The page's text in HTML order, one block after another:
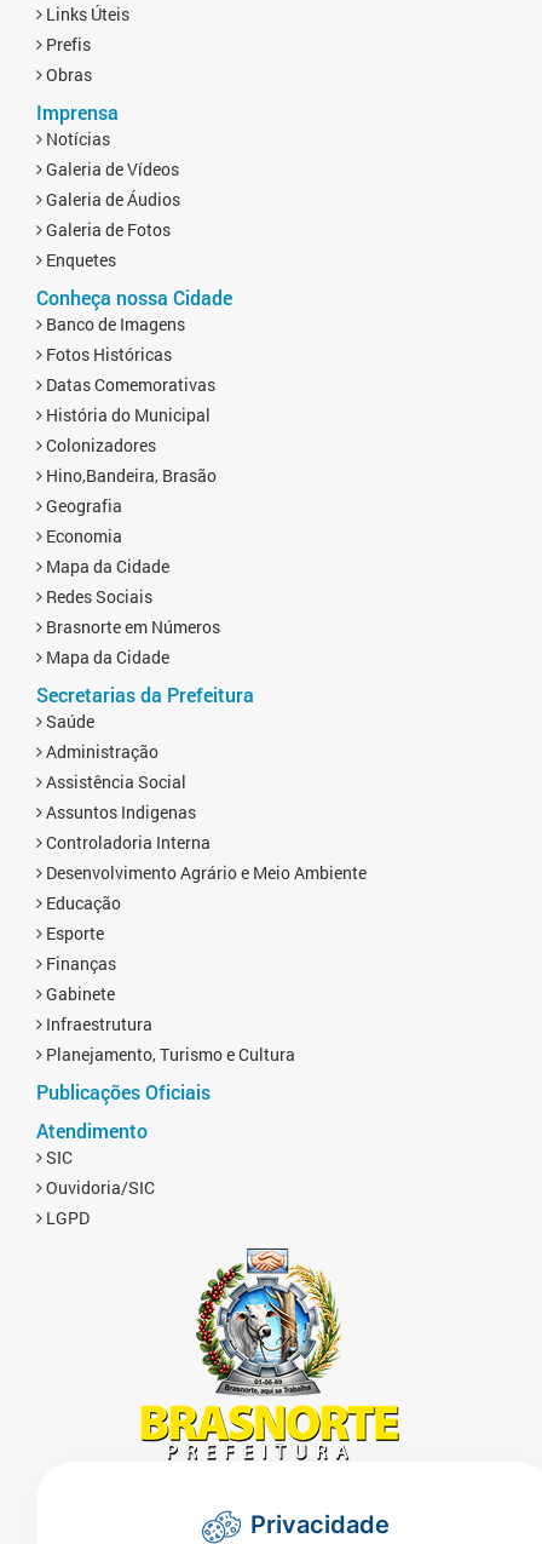
Links Úteis
Prefis
Obras
Imprensa
Notícias
Galeria de Vídeos
Galeria de Áudios
Galeria de Fotos
Enquetes
Conheça nossa Cidade
Banco de Imagens
Fotos Históricas
Datas Comemorativas
História do Municipal
Colonizadores
Hino,Bandeira, Brasão
Geografia
Economia
Mapa da Cidade
Redes Sociais
Brasnorte em Números
Mapa da Cidade
Secretarias da Prefeitura
Saúde
Administração
Assistência Social
Assuntos Indigenas
Controladoria Interna
Desenvolvimento Agrário e Meio Ambiente
Educação
Esporte
Finanças
Gabinete
Infraestrutura
Planejamento, Turismo e Cultura
Publicações Oficiais
Atendimento
SIC
Ouvidoria/SIC
LGPD
Rua Naor Ferrari 1080 - Centro - CEP
Privacidade